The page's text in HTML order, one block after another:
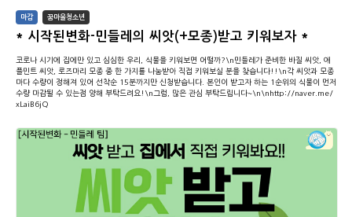
마감 꿈마을청소년
* 시작된변화-민들레의 씨앗(+모종)받고 키워보자 *
코로나 시기에 집에만 있고 심심한 우리, 식물을 키워보면 어떨까?\n민들레가 준비한 바질 씨앗, 애
플민트 씨앗, 로즈마리 모종 중 한 가지를 나눔받아 직접 키워보실 분을 찾습니다!!\n각 씨앗과 모종
마다 수량이 정해져 있어 선착순 15분까지만 신청받습니다. 본인이 받고자 하는 1순위의 식물이 먼저
수량 마감될 수 있는점 양해 부탁드려요!\n그럼, 많은 관심 부탁드립니다~\n\nhttp://naver.me/
xLaiB6jQ